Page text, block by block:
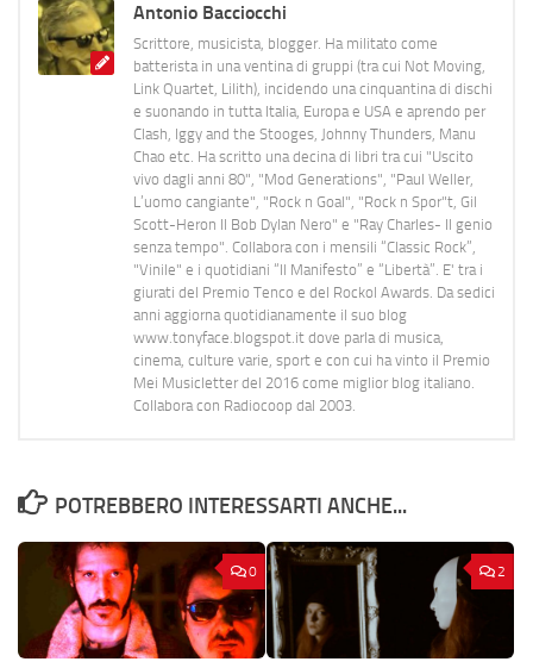
Antonio Bacciocchi
Scrittore, musicista, blogger. Ha militato come
batterista in una ventina di gruppi (tra cui Not Moving,
Link Quartet, Lilith), incidendo una cinquantina di dischi
e suonando in tutta Italia, Europa e USA e aprendo per
Clash, Iggy and the Stooges, Johnny Thunders, Manu
Chao etc. Ha scritto una decina di libri tra cui "Uscito
vivo dagli anni 80", "Mod Generations", "Paul Weller,
L’uomo cangiante", "Rock n Goal", "Rock n Spor"t, Gil
Scott-Heron Il Bob Dylan Nero" e "Ray Charles- Il genio
senza tempo". Collabora con i mensili “Classic Rock”,
"Vinile" e i quotidiani “Il Manifesto” e “Libertà”. E' tra i
giurati del Premio Tenco e del Rockol Awards. Da sedici
anni aggiorna quotidianamente il suo blog
www.tonyface.blogspot.it dove parla di musica,
cinema, culture varie, sport e con cui ha vinto il Premio
Mei Musicletter del 2016 come miglior blog italiano.
Collabora con Radiocoop dal 2003.
POTREBBERO INTERESSARTI ANCHE...
0 2